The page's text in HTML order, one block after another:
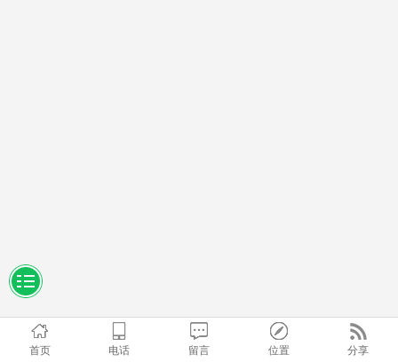
首页 电话 留言 位置 分享